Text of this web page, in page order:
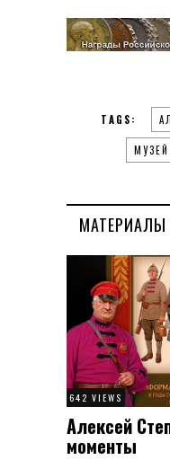
TAGS:
МАТЕРИАЛЫ
642 VIEWS
Алексей
моменты